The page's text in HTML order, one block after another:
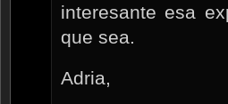
interesante esa
que sea.
Adria,